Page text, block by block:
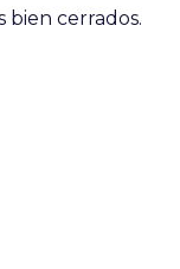
bien cerrados.